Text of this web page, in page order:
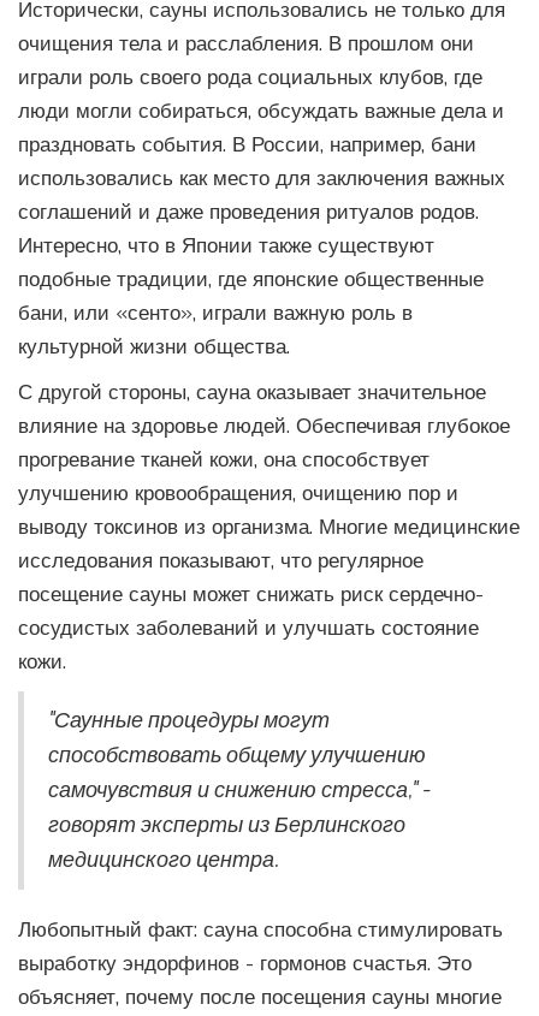
Исторически, сауны использовались не только для
очищения тела и расслабления. В прошлом они
играли роль своего рода социальных клубов, где
люди могли собираться, обсуждать важные дела и
праздновать события. В России, например, бани
использовались как место для заключения важных
соглашений и даже проведения ритуалов родов.
Интересно, что в Японии также существуют
подобные традиции, где японские общественные
бани, или «сенто», играли важную роль в
культурной жизни общества.
С другой стороны, сауна оказывает значительное
влияние на здоровье людей. Обеспечивая глубокое
прогревание тканей кожи, она способствует
улучшению кровообращения, очищению пор и
выводу токсинов из организма. Многие медицинские
исследования показывают, что регулярное
посещение сауны может снижать риск сердечно-
сосудистых заболеваний и улучшать состояние
кожи.
"Саунные процедуры могут
способствовать общему улучшению
самочувствия и снижению стресса," -
говорят эксперты из Берлинского
медицинского центра.
Любопытный факт: сауна способна стимулировать
выработку эндорфинов - гормонов счастья. Это
объясняет, почему после посещения сауны многие